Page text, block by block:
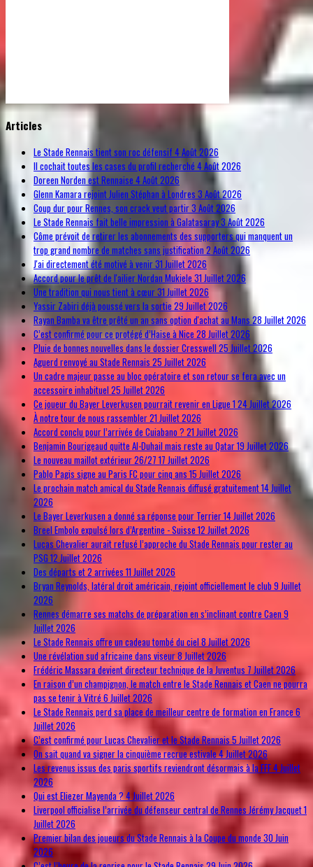
© FreeJoomla! 3 Modules- by VinaGecko.com
Articles
Le Stade Rennais tient son roc défensif 4 Août 2026
Il cochait toutes les cases du profil recherché 4 Août 2026
Doreen Norden est Rennaise 4 Août 2026
Glenn Kamara rejoint Julien Stéphan à Londres 3 Août 2026
Coup dur pour Rennes, son crack veut partir3 Août 2026
Le Stade Rennais fait belle impression à Galatasaray3 Août 2026
Côme prévoit de retirer les abonnements des supporters qui manquent un
trop grand nombre de matches sans justification 2 Août 2026
J'ai directement été motivé à venir31 Juillet 2026
Accord pour le prêt de l'ailier Nordan Mukiele 31 Juillet 2026
Une tradition qui nous tient à cœur31 Juillet 2026
Yassir Zabiri déjà poussé vers la sortie 29 Juillet 2026
Rayan Bamba va être prêté un an sans option d'achat au Mans28 Juillet 2026
C’est confirmé pour ce protégé d’Haise à Nice 28 Juillet 2026
Pluie de bonnes nouvelles dans le dossier Cresswell25 Juillet 2026
Aguerd renvoyé au Stade Rennais 25 Juillet 2026
Un cadre majeur passe au bloc opératoire et son retour se fera avec un
accessoire inhabituel25 Juillet 2026
Ce joueur du Bayer Leverkusen pourrait revenir en Ligue 1 24 Juillet 2026
À notre tour de nous rassembler21 Juillet 2026
Accord conclu pour l’arrivée de Cuiabano ? 21 Juillet 2026
Benjamin Bourigeaud quitte Al-Duhail mais reste au Qatar19 Juillet 2026
Le nouveau maillot extérieur 26/2717 Juillet 2026
Pablo Pagis signe au Paris FC pour cinq ans15 Juillet 2026
Le prochain match amical du Stade Rennais diffusé gratuitement14 Juillet
2026
Le Bayer Leverkusen a donné sa réponse pour Terrier14 Juillet 2026
Breel Embolo expulsé lors d’Argentine - Suisse 12 Juillet 2026
Lucas Chevalier aurait refusé l’approche du Stade Rennais pour rester au
PSG12 Juillet 2026
Des départs et 2 arrivées 11 Juillet 2026
Bryan Reynolds, latéral droit américain, rejoint officiellement le club9 Juillet
2026
Rennes démarre ses matchs de préparation en s’inclinant contre Caen9
Juillet 2026
Le Stade Rennais offre un cadeau tombé du ciel8 Juillet 2026
Une révélation sud africaine dans viseur8 Juillet 2026
Frédéric Massara devient directeur technique de la Juventus 7 Juillet 2026
En raison d’un champignon, le match entre le Stade Rennais et Caen ne pourra
pas se tenir à Vitré 6 Juillet 2026
Le Stade Rennais perd sa place de meilleur centre de formation en France6
Juillet 2026
C’est confirmé pour Lucas Chevalier et le Stade Rennais5 Juillet 2026
On sait quand va signer la cinquième recrue estivale4 Juillet 2026
Les revenus issus des paris sportifs reviendront désormais à la FFF4 Juillet
2026
Qui est Eliezer Mayenda ? 4 Juillet 2026
Liverpool officialise l’arrivée du défenseur central de Rennes Jérémy Jacquet1
Juillet 2026
Premier bilan des joueurs du Stade Rennais à la Coupe du monde30 Juin
2026